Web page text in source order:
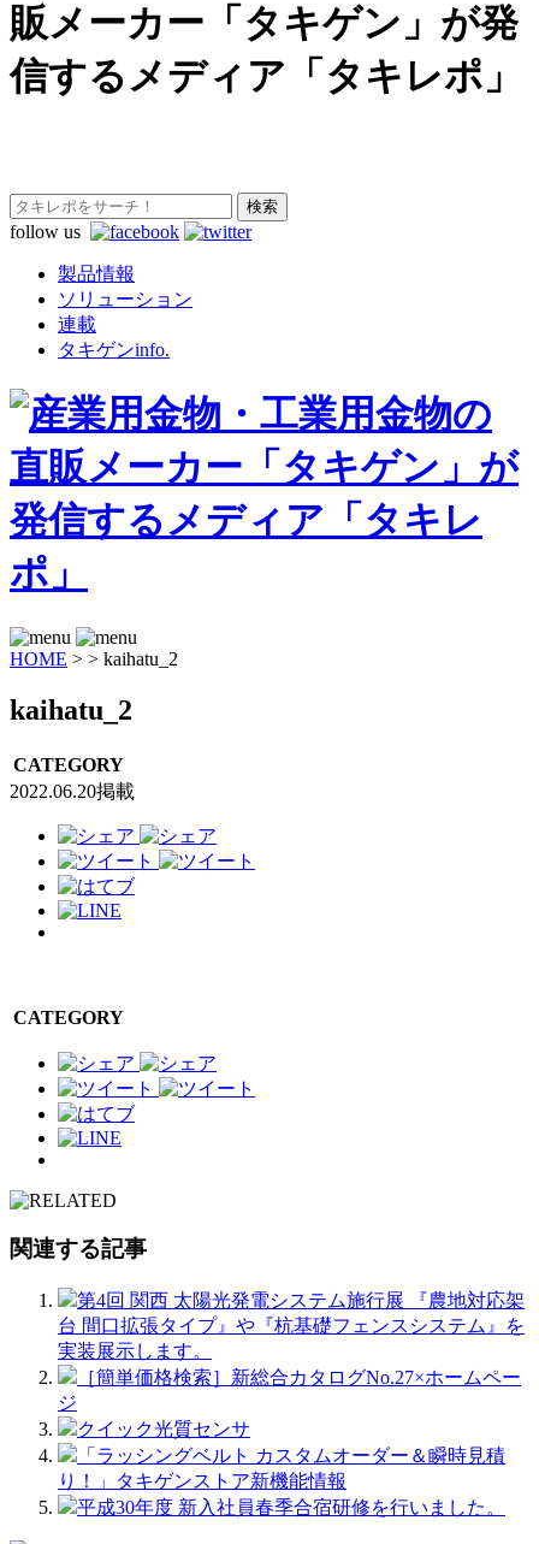
販メーカー「タキゲン」が発
信するメディア「タキレポ」
follow us
製品情報
ソリューション
連載
タキゲンinfo.
HOME > > kaihatu_2
kaihatu_2
CATEGORY
2022.06.20掲載
CATEGORY
関連する記事
第4回 関西 太陽光発電システム施行展 『農地対応架
台 間口拡張タイプ』や『杭基礎フェンスシステム』を
実装展示します。
［簡単価格検索］新総合カタログNo.27×ホームペー
ジ
クイック光質センサ
「ラッシングベルト カスタムオーダー＆瞬時見積
り！」タキゲンストア新機能情報
平成30年度 新入社員春季合宿研修を行いました。